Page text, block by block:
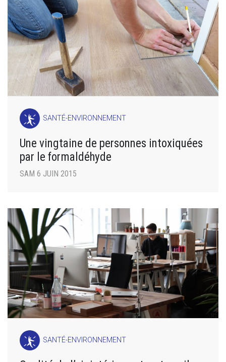
SANTÉ-ENVIRONNEMENT
Une vingtaine de personnes intoxiquées
par le formaldéhyde
SAM 6 JUIN 2015
SANTÉ-ENVIRONNEMENT